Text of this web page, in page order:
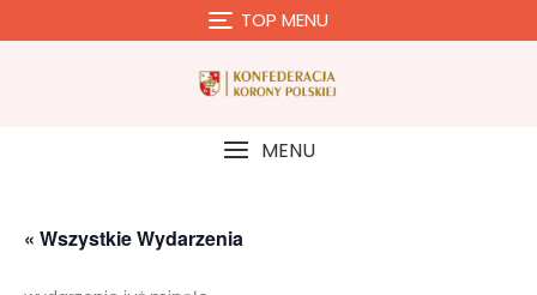
to
TOP MENU
MENU
« Wszystkie Wydarzenia